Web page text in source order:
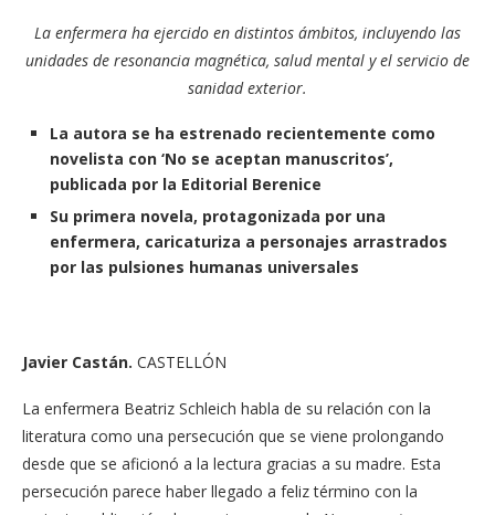
La enfermera ha ejercido en distintos ámbitos, incluyendo las
unidades de resonancia magnética, salud mental y el servicio de
sanidad exterior.
La autora se ha estrenado recientemente como
novelista con ‘No se aceptan manuscritos’,
publicada por la Editorial Berenice
Su primera novela, protagonizada por una
enfermera, caricaturiza a personajes arrastrados
por las pulsiones humanas universales
Javier Castán. CASTELLÓN
La enfermera Beatriz Schleich habla de su relación con la
literatura como una persecución que se viene prolongando
desde que se aficionó a la lectura gracias a su madre. Esta
persecución parece haber llegado a feliz término con la